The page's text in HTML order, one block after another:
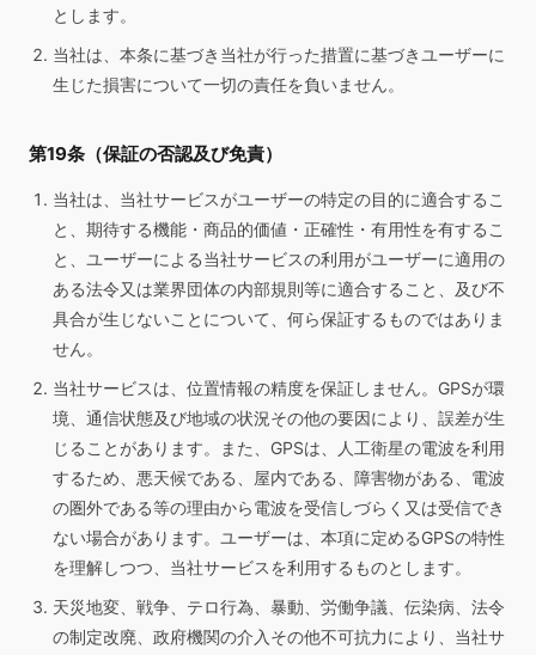
とします。
当社は、本条に基づき当社が行った措置に基づきユーザーに
生じた損害について一切の責任を負いません。
第19条（保証の否認及び免責）
当社は、当社サービスがユーザーの特定の目的に適合するこ
と、期待する機能・商品的価値・正確性・有用性を有するこ
と、ユーザーによる当社サービスの利用がユーザーに適用の
ある法令又は業界団体の内部規則等に適合すること、及び不
具合が生じないことについて、何ら保証するものではありま
せん。
当社サービスは、位置情報の精度を保証しません。GPSが環
境、通信状態及び地域の状況その他の要因により、誤差が生
じることがあります。また、GPSは、人工衛星の電波を利用
するため、悪天候である、屋内である、障害物がある、電波
の圏外である等の理由から電波を受信しづらく又は受信でき
ない場合があります。ユーザーは、本項に定めるGPSの特性
を理解しつつ、当社サービスを利用するものとします。
天災地変、戦争、テロ行為、暴動、労働争議、伝染病、法令
の制定改廃、政府機関の介入その他不可抗力により、当社サ